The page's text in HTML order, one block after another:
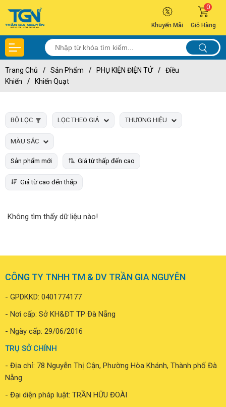
Khuyến Mãi Giỏ Hàng
0
Trang Chủ / Sản Phẩm / PHỤ KIỆN ĐIỆN TỬ /
Điều
Khiển
/ Khiển Quạt
BỘ LỌC LỌC THEO GIÁ THƯƠNG HIỆU
MÀU SẮC
Sản phẩm mới Giá từ thấp đến cao
Giá từ cao đến thấp
Không tìm thấy dữ liệu nào!
CÔNG TY TNHH TM & DV TRẦN GIA NGUYÊN
- GPDKKD: 0401774177
- Nơi cấp: Sở KH&ĐT TP Đà Nẵng
- Ngày cấp: 29/06/2016
TRỤ SỞ CHÍNH
- Địa chỉ: 78 Nguyễn Thị Cận, Phường Hòa Khánh, Thành phố Đà
Nẵng
- Đại diện pháp luật: TRẦN HỮU ĐOÀI